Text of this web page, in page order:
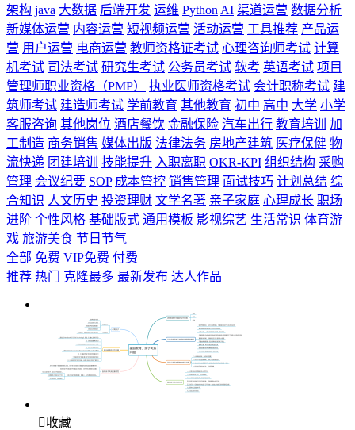
架构 java 大数据 后端开发 运维 Python AI 渠道运营 数据分析
新媒体运营 内容运营 短视频运营 活动运营 工具推荐 产品运
营 用户运营 电商运营 教师资格证考试 心理咨询师考试 计算
机考试 司法考试 研究生考试 公务员考试 软考 英语考试 项目
管理师职业资格（PMP）
执业医师资格考试 会计职称考试 建
筑师考试 建造师考试 学前教育 其他教育 初中 高中 大学 小学
客服咨询 其他岗位 酒店餐饮 金融保险 汽车出行 教育培训
加
工制造 商务销售 媒体出版 法律法务 房地产建筑 医疗保健 物
流快递 团建培训 技能提升 入职离职 OKR-KPI 组织结构 采购
管理 会议纪要 SOP 成本管控 销售管理 面试技巧 计划总结 综
合知识 人文历史 投资理财 文学名著 亲子家庭 心理成长 职场
进阶 个性风格 基础版式 通用模板 影视综艺 生活常识 体育游
戏 旅游美食 节日节气
全部 免费 VIP免费 付费
推荐 热门 克隆最多 最新发布 达人作品
收藏